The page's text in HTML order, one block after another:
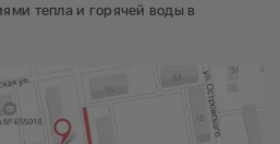
тепла и горячей воды в